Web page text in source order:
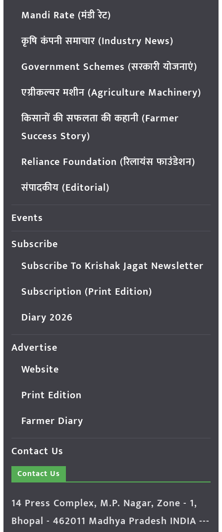
Mandi Rate (मंडी रेट)
कृषि कंपनी समाचार (Industry News)
Government Schemes (सरकारी योजनाएं)
एग्रीकल्चर मशीन (Agriculture Machinery)
किसानों की सफलता की कहानी (Farmer
Success Story)
Reliance Foundation (रिलायंस फाउंडेशन)
संपादकीय (Editorial)
Events
Subscribe
Subscribe To Krishak Jagat Newsletter
Subscription (Print Edition)
Diary 2026
Advertise
Website
Print Edition
Farmer Diary
Contact Us
Contact Us
14 Press Complex, M.P. Nagar, Zone - 1,
Bhopal - 462011 Madhya Pradesh INDIA ---